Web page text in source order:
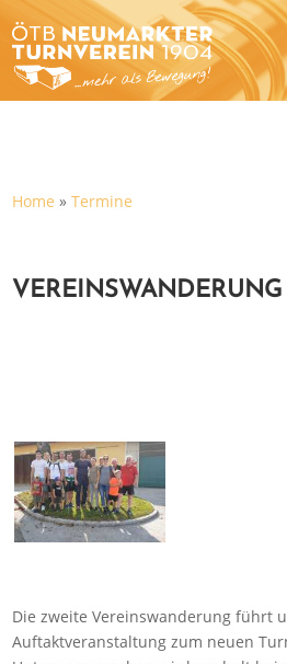
Home »Termine
Die zweite Vereinswanderung führt
Auftaktveranstaltung zum neuen